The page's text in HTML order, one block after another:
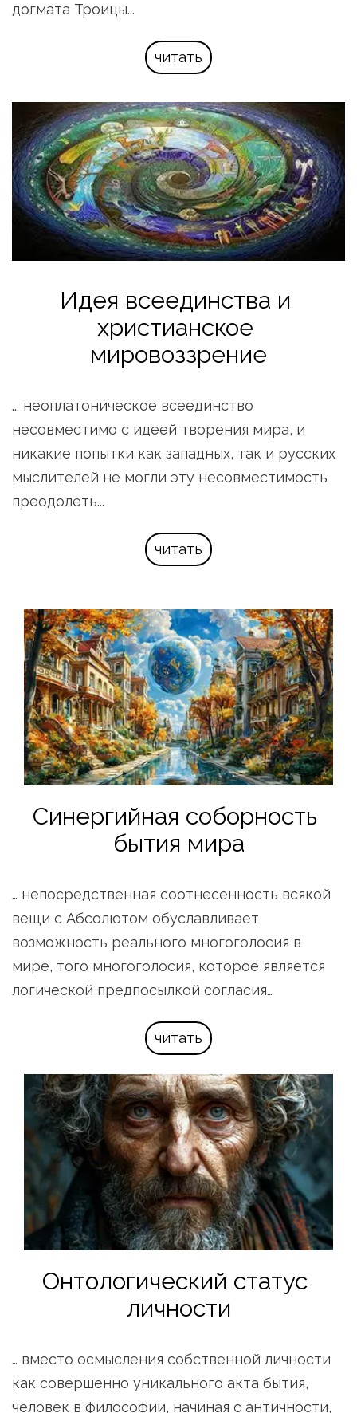
догмата Троицы...
читать
Идея всеединства и
христианское
мировоззрение
... неоплатоническое всеединство
несовместимо с идеей творения мира, и
никакие попытки как западных, так и русских
мыслителей не могли эту несовместимость
преодолеть...
читать
Синергийная соборность
бытия мира
… непосредственная соотнесенность всякой
вещи с Абсолютом обуславливает
возможность реального многоголосия в
мире, того многоголосия, которое является
логической предпосылкой согласия…
читать
Онтологический статус
личности
… вместо осмысления собственной личности
как совершенно уникального акта бытия,
человек в философии, начиная с античности,